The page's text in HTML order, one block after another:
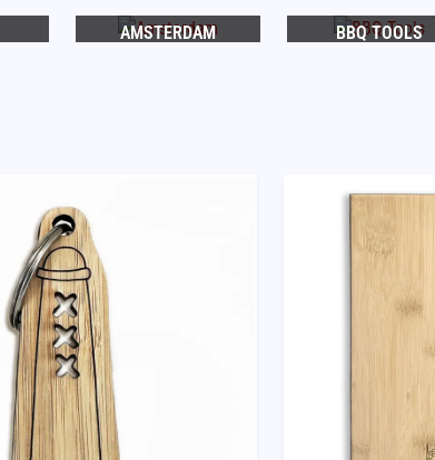
AMSTERDAM BBQ TOOLS